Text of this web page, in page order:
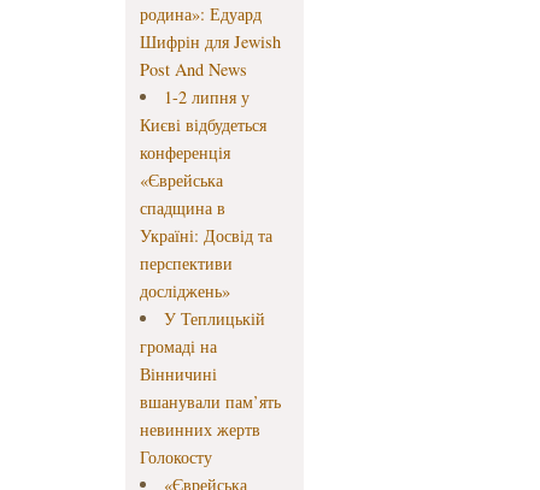
родина»: Едуард
Шифрін для Jewish
Post And News
1-2 липня у
Києві відбудеться
конференція
«Єврейська
спадщина в
Україні: Досвід та
перспективи
досліджень»
У Теплицькій
громаді на
Вінничині
вшанували пам’ять
невинних жертв
Голокосту
«Єврейська